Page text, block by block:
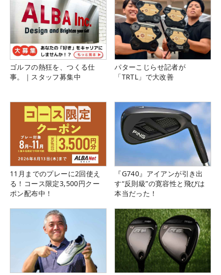
は、19試合に出場し予選通過は8試合と苦しい時間
を過ごした。ポイントランキング95位という結果に
終わったが、ここからはフル出場できることが見込
まれる。目指すところは変わらない。次の試合は24
～26日に行われる「IOA選手権」（カルフォルニア
州）。“石の上にも3年”という言葉もあるが、昨年の
その視線の先に輝かしい未来を見据える。 （撮影：鈴木祥）
ゴルフの熱狂を、つくる仕
事。｜スタッフ募集中
パターこじらせ記者が
「TRTL」で大改善
11月までのプレーに2回使え
る！コース限定3,500円クー
ポン配布中！
『G740』アイアンが引き出
す“反則級”の寛容性と飛びは
本当だった！